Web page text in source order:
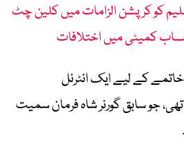
کو کرپشن الزامات میں کلین چٹ
کمیٹی میں اختلافات
کے لیے ایک انٹرنل
تھی، جو سابق گورنر شاہ فرمان سمیت